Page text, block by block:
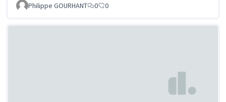
Philippe GOURHANT
0 0